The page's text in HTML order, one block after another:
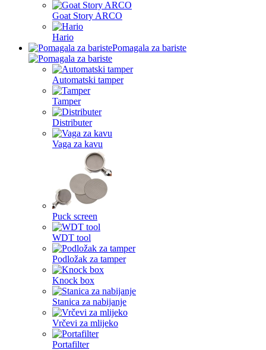
Goat Story ARCO
Hario
Pomagala za bariste
Automatski tamper
Tamper
Distributer
Vaga za kavu
Puck screen
WDT tool
Podložak za tamper
Knock box
Stanica za nabijanje
Vrčevi za mlijeko
Portafilter